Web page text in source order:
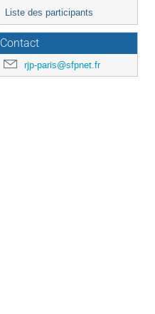
Liste des participants
Contact
rjp-paris@sfpnet.fr